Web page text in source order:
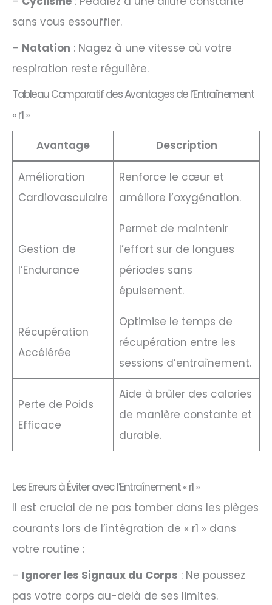
sans vous essouffler.
– Natation : Nagez à une vitesse où votre
respiration reste régulière.
Tableau Comparatif des Avantages de l’Entraînement
« r1 »
Avantage Description
Amélioration
Cardiovasculaire
Renforce le cœur et
améliore l’oxygénation.
Gestion de
l’Endurance
Permet de maintenir
l’effort sur de longues
périodes sans
épuisement.
Récupération
Accélérée
Optimise le temps de
récupération entre les
sessions d’entraînement.
Perte de Poids
Efficace
Aide à brûler des calories
de manière constante et
durable.
Les Erreurs à Éviter avec l’Entraînement « r1 »
Il est crucial de ne pas tomber dans les pièges
courants lors de l’intégration de « r1 » dans
votre routine :
– Ignorer les Signaux du Corps : Ne poussez
pas votre corps au-delà de ses limites.